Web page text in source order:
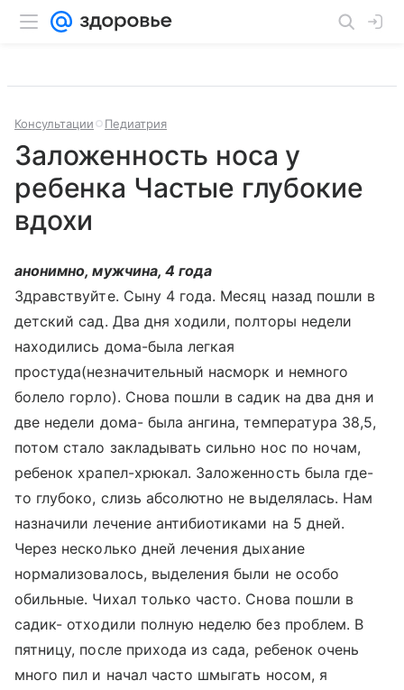
Консультации Педиатрия
Заложенность носа у
ребенка Частые глубокие
вдохи
анонимно, мужчина, 4 года
Здравствуйте. Сыну 4 года. Месяц назад пошли в
детский сад. Два дня ходили, полторы недели
находились дома-была легкая
простуда(незначительный насморк и немного
болело горло). Снова пошли в садик на два дня и
две недели дома- была ангина, температура 38,5,
потом стало закладывать сильно нос по ночам,
ребенок храпел-хрюкал. Заложенность была где-
то глубоко, слизь абсолютно не выделялась. Нам
назначили лечение антибиотиками на 5 дней.
Через несколько дней лечения дыхание
нормализовалось, выделения были не особо
обильные. Чихал только часто. Снова пошли в
садик- отходили полную неделю без проблем. В
пятницу, после прихода из сада, ребенок очень
много пил и начал часто шмыгать носом, я